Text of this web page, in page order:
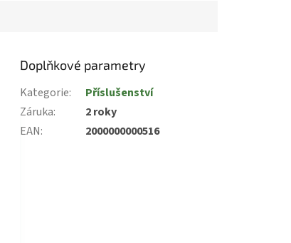
Doplňkové parametry
Kategorie:
Příslušenství
Záruka:
2 roky
EAN: 2000000000516